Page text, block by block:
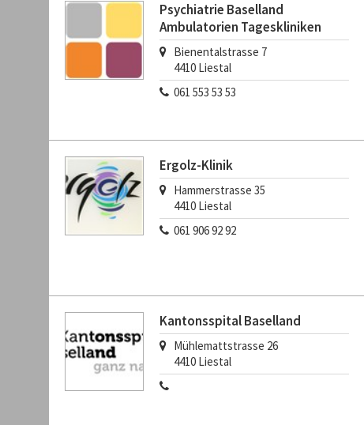
Psychiatrie Baselland
Ambulatorien Tageskliniken
Bienentalstrasse 7
4410 Liestal
061 553 53 53
Ergolz-Klinik
Hammerstrasse 35
4410 Liestal
061 906 92 92
Kantonsspital Baselland
Mühlemattstrasse 26
4410 Liestal